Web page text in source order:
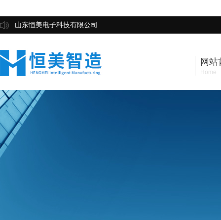
山东恒美电子科技有限公司
网站
Home